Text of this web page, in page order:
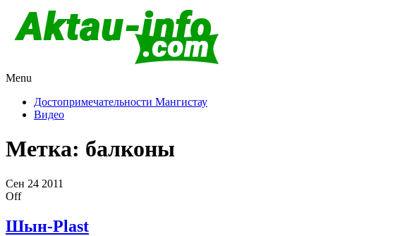
Menu
Достопримечательности Мангистау
Видео
Метка: балконы
Сен 24 2011
Off
Шын-Plast